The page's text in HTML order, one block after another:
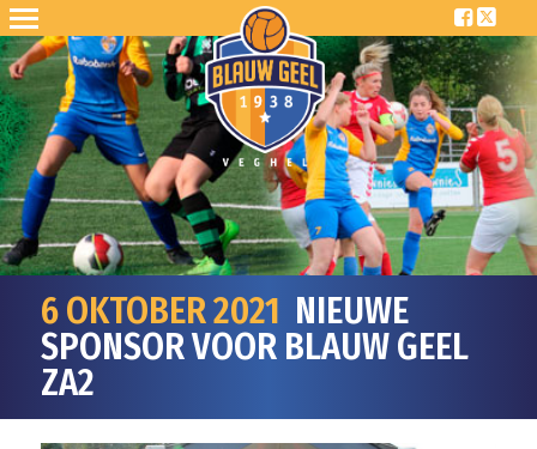
6 OKTOBER 2021 NIEUWE
SPONSOR VOOR BLAUW GEEL
ZA2